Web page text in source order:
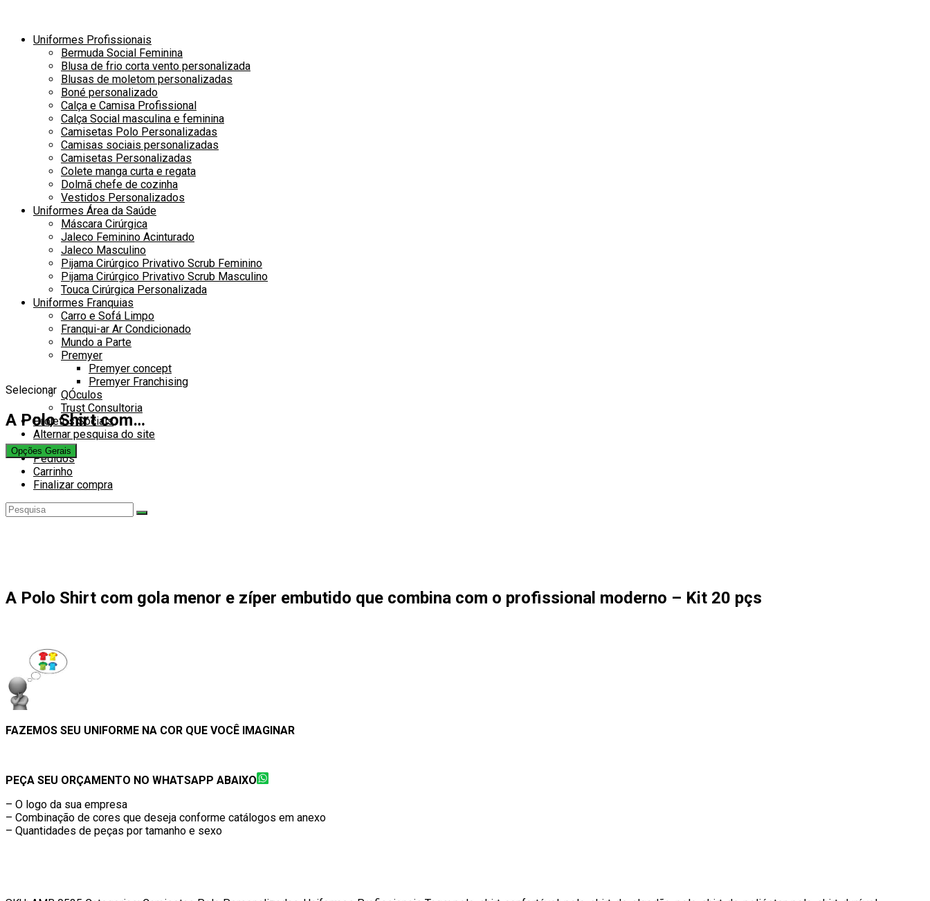
Uniformes Profissionais
Bermuda Social Feminina
Blusa de frio corta vento personalizada
Blusas de moletom personalizadas
Boné personalizado
Calça e Camisa Profissional
Calça Social masculina e feminina
Camisetas Polo Personalizadas
Camisas sociais personalizadas
Camisetas Personalizadas
Colete manga curta e regata
Dolmã chefe de cozinha
Vestidos Personalizados
Uniformes Área da Saúde
Máscara Cirúrgica
Jaleco Feminino Acinturado
Jaleco Masculino
Pijama Cirúrgico Privativo Scrub Feminino
Pijama Cirúrgico Privativo Scrub Masculino
Touca Cirúrgica Personalizada
Uniformes Franquias
Carro e Sofá Limpo
Franqui-ar Ar Condicionado
Mundo a Parte
Premyer
Premyer concept
Premyer Franchising
QÓculos
Trust Consultoria
Projetos Sociais
Alternar pesquisa do site
Pedidos
Carrinho
Finalizar compra
Selecionar
A Polo Shirt com…
Opções Gerais
A Polo Shirt com gola menor e zíper embutido que combina com o profissional moderno – Kit 20 pçs
FAZEMOS SEU UNIFORME NA COR QUE VOCÊ IMAGINAR
PEÇA SEU ORÇAMENTO NO WHATSAPP ABAIXO
– O logo da sua empresa
– Combinação de cores que deseja conforme catálogos em anexo
– Quantidades de peças por tamanho e sexo